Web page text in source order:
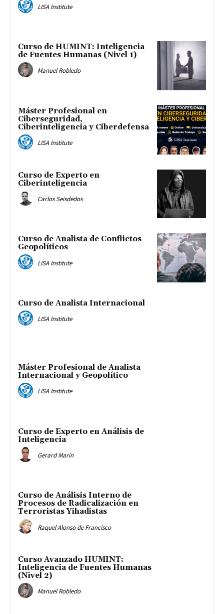
LISA Institute
Curso de HUMINT: Inteligencia
de Fuentes Humanas (Nivel 1)
Manuel Robledo
Máster Profesional en
Ciberseguridad,
Ciberinteligencia y Ciberdefensa
LISA Institute
Curso de Experto en
Ciberinteligencia
Carlos Seisdedos
Curso de Analista de Conflictos
Geopolíticos
LISA Institute
Curso de Analista Internacional
LISA Institute
Máster Profesional de Analista
Internacional y Geopolítico
LISA Institute
Curso de Experto en Análisis de
Inteligencia
Gerard Marín
Curso de Análisis Interno de
Procesos de Radicalización en
Terroristas Yihadistas
Raquel Alonso de Francisco
Curso Avanzado HUMINT:
Inteligencia de Fuentes Humanas
(Nivel 2)
Manuel Robledo